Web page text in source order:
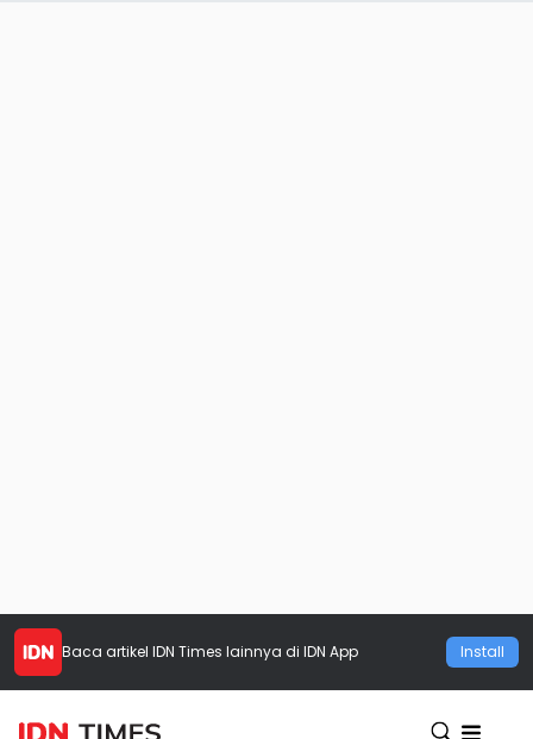
Baca artikel IDN Times lainnya di IDN App Install